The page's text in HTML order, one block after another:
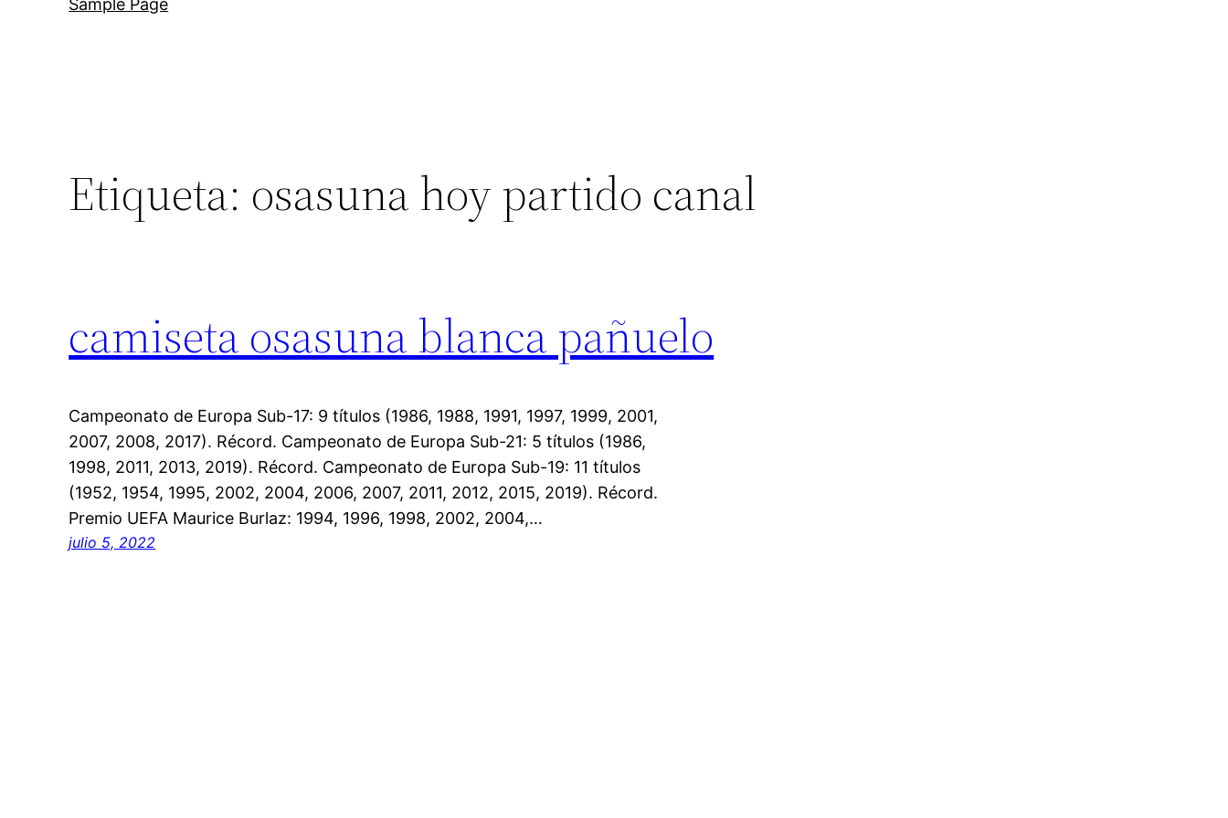
Sample Page
Etiqueta: osasuna hoy partido canal
camiseta osasuna blanca pañuelo
Campeonato de Europa Sub-17: 9 títulos (1986, 1988, 1991, 1997, 1999, 2001,
2007, 2008, 2017). Récord. Campeonato de Europa Sub-21: 5 títulos (1986,
1998, 2011, 2013, 2019). Récord. Campeonato de Europa Sub-19: 11 títulos
(1952, 1954, 1995, 2002, 2004, 2006, 2007, 2011, 2012, 2015, 2019). Récord.
Premio UEFA Maurice Burlaz: 1994, 1996, 1998, 2002, 2004,…
julio 5, 2022